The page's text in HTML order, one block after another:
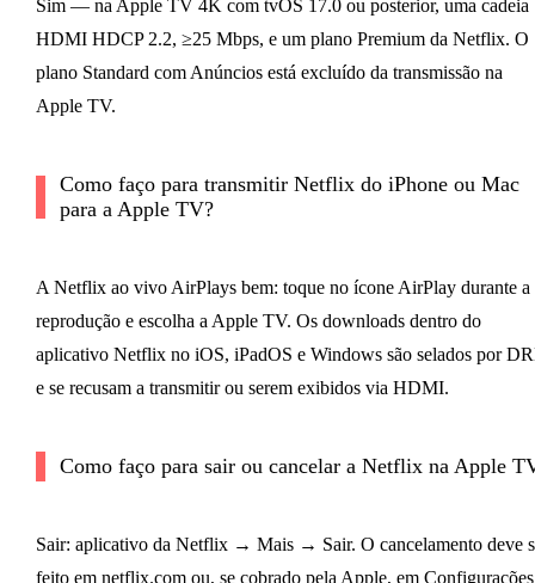
Sim — na Apple TV 4K com tvOS 17.0 ou posterior, uma cadeia
HDMI HDCP 2.2, ≥25 Mbps, e um plano Premium da Netflix. O
plano Standard com Anúncios está excluído da transmissão na
Apple TV.
Como faço para transmitir Netflix do iPhone ou Mac
para a Apple TV?
A Netflix ao vivo AirPlays bem: toque no ícone AirPlay durante a
reprodução e escolha a Apple TV. Os downloads dentro do
aplicativo Netflix no iOS, iPadOS e Windows são selados por
e se recusam a transmitir ou serem exibidos via HDMI.
Como faço para sair ou cancelar a Netflix na Apple
Sair: aplicativo da Netflix → Mais → Sair. O cancelamento deve
feito em netflix.com ou, se cobrado pela Apple, em Configurações